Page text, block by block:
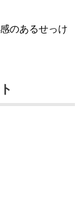
のあるせっけ